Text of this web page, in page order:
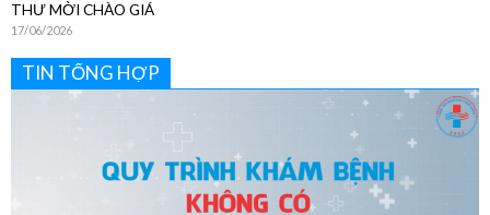
THƯ MỜI CHÀO GIÁ
17/06/2026
TIN TỔNG HỢP